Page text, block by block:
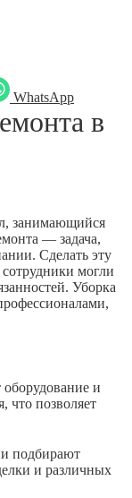
WhatsApp
в
занимающийся
— задача,
Сделать эту
могли
Уборка
и
что позволяет
подбирают
и различных